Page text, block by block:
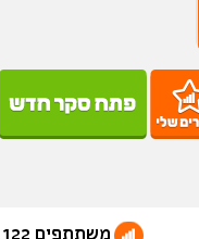
משתתפים 407,122